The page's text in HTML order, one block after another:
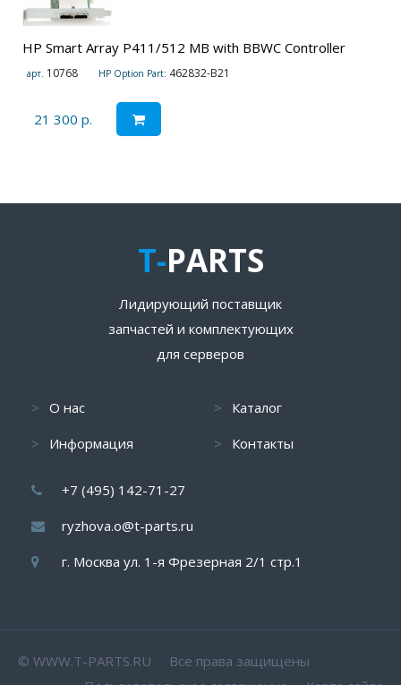
HP Smart Array P411/512 MB with BBWC Controller
арт. 10768 HP Option Part: 462832-B21
21 300 р.
T-PARTS
Лидирующий поставщик
запчастей и комплектующих
для серверов
О нас
Информация
Каталог
Контакты
+7 (495) 142-71-27
ryzhova.o@t-parts.ru
г. Москва ул. 1-я Фрезерная 2/1 стр.1
© WWW.T-PARTS.RU Все права защищены